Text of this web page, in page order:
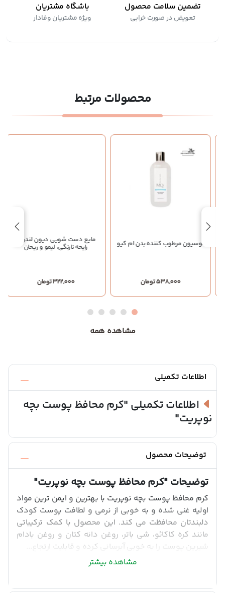
تضمین سلامت محصول
تعویض در صورت خرابی
باشگاه مشتریان
ویژه مشتریان وفادار
محصولات مرتبط
لوسیون مرطوب کننده بدن ام کیو
538,000 تومان
مایع دست شویی دیون لندن با
رایحه نارنگی، لیمو و ریحان
322,000 تومان
مشاهده همه
اطلاعات تکمیلی
اطلاعات تکمیلی "کرم محافظ پوست بچه
نوپریت"
توضیحات محصول
توضیحات"کرم محافظ پوست بچه نوپریت"
کرم محافظ پوست بچه نوپریت با بهترین و ایمن ترین مواد
اولیه غنی شده و به خوبی از نرمی و لطافت پوست کودک
دلبندتان محافظت می کند. این محصول با کمک ترکیباتی
مانند کره کاکائو، شی باتر، روغن دانه کتان و روغن بادام
شیرین پوست را به خوبی آبرسانی کرده و قابلیت ارتجاع...
مشاهده بیشتر